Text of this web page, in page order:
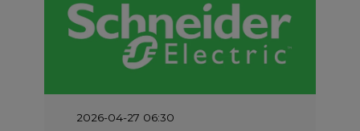
2026-04-27 06:30